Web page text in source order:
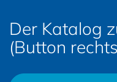
Der Katalog
(Button